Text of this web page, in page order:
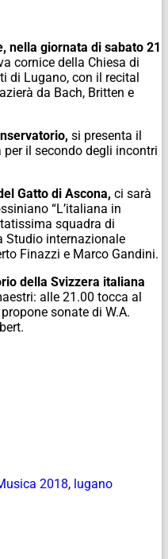
nella giornata di sabato 21
cornice della Chiesa di
di Lugano, con il recital
da Bach, Britten e
si presenta il
il secondo degli incontri
Gatto di Ascona, ci sarà
“L’italiana in
squadra di
Studio internazionale
Finazzi e Marco Gandini.
della Svizzera italiana
alle 21.00 tocca al
sonate di W.A.
2018, lugano